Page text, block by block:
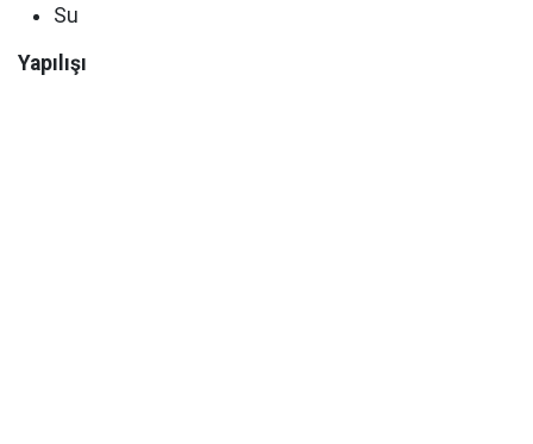
Su
Yapılışı